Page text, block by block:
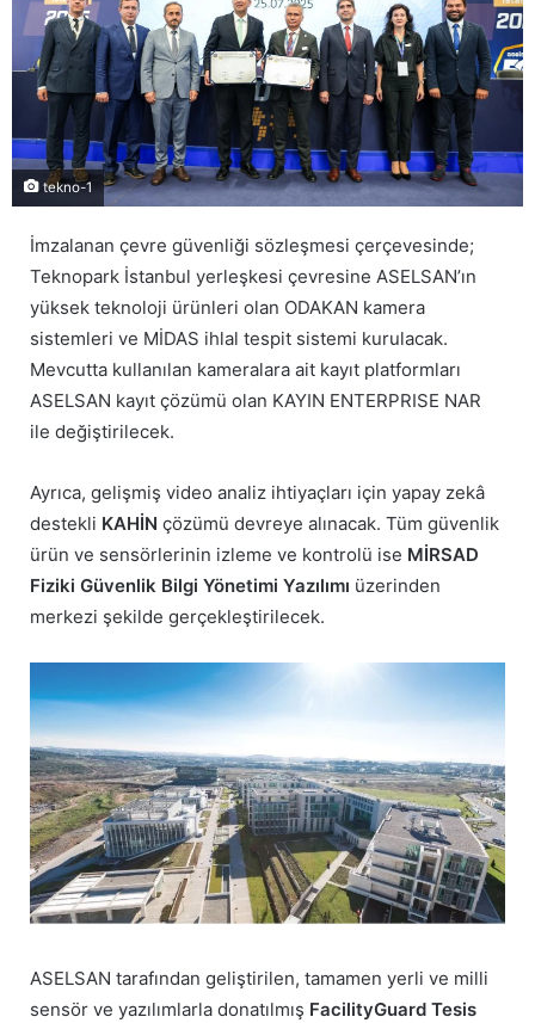
tekno-1
İmzalanan çevre güvenliği sözleşmesi çerçevesinde;
Teknopark İstanbul yerleşkesi çevresine ASELSAN’ın
yüksek teknoloji ürünleri olan ODAKAN kamera
sistemleri ve MİDAS ihlal tespit sistemi kurulacak.
Mevcutta kullanılan kameralara ait kayıt platformları
ASELSAN kayıt çözümü olan KAYIN ENTERPRISE NAR
ile değiştirilecek.
Ayrıca, gelişmiş video analiz ihtiyaçları için yapay zekâ
destekli KAHİN çözümü devreye alınacak. Tüm güvenlik
ürün ve sensörlerinin izleme ve kontrolü ise MİRSAD
Fiziki Güvenlik Bilgi Yönetimi Yazılımı üzerinden
merkezi şekilde gerçekleştirilecek.
ASELSAN tarafından geliştirilen, tamamen yerli ve milli
sensör ve yazılımlarla donatılmış FacilityGuard Tesis